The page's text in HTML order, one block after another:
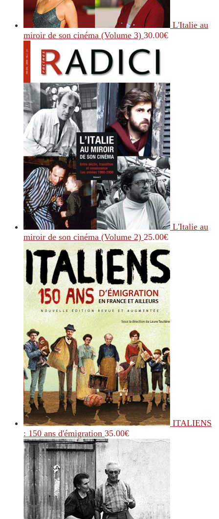
L'Italie au
miroir de son cinéma (Volume 3) 30.00€
L'Italie au
miroir de son cinéma (Volume 2) 25.00€
ITALIENS
: 150 ans d'émigration 35.00€